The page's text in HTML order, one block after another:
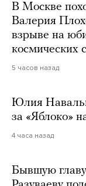
В Москве
Валерия
взрыве на
космических
5 часов назад
Юлия
за «Яблоко»
4 часа назад
Бывшую